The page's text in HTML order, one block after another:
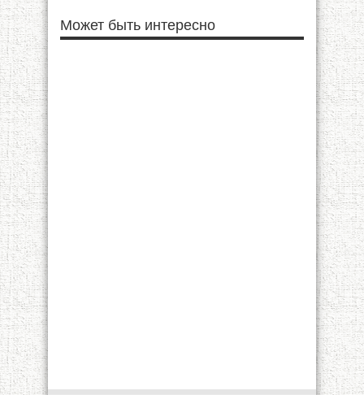
Может быть интересно